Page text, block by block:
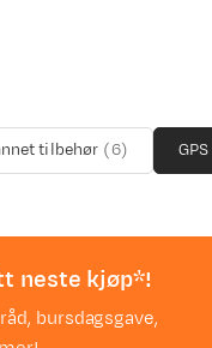
tilbehør (6)
neste kjøp*!
bursdagsgave,